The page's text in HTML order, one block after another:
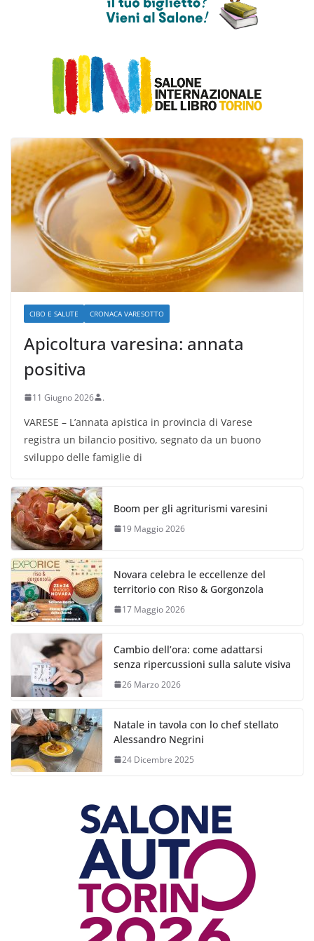
CIBO E SALUTE CRONACA VARESOTTO
Apicoltura varesina: annata
positiva
11 Giugno 2026 .
VARESE – L’annata apistica in provincia di Varese
registra un bilancio positivo, segnato da un buono
sviluppo delle famiglie di
Boom per gli agriturismi varesini
19 Maggio 2026
Novara celebra le eccellenze del
territorio con Riso & Gorgonzola
17 Maggio 2026
Cambio dell’ora: come adattarsi
senza ripercussioni sulla salute visiva
26 Marzo 2026
Natale in tavola con lo chef stellato
Alessandro Negrini
24 Dicembre 2025